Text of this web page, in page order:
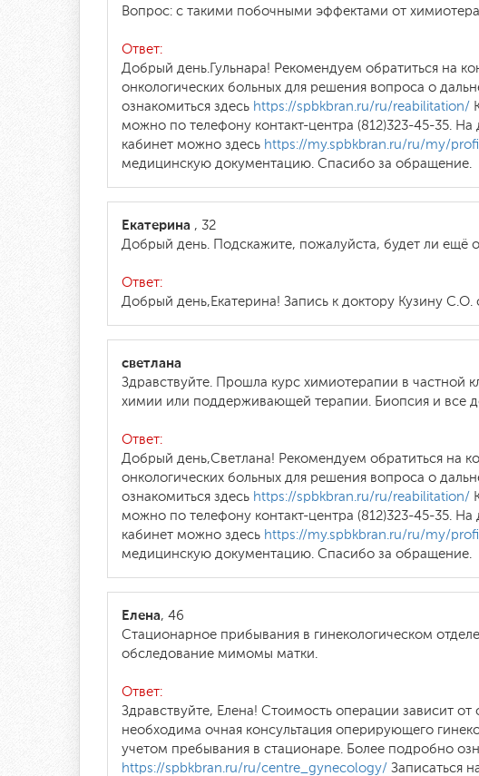
Вопрос: c такими побочными эффектами от
Ответ:
Добрый день.Гульнара! Рекомендуем обратиться на
онкологических больных для решения вопроса о
ознакомиться здесь https://spbkbran.ru/ru/reabilitation/
можно по телефону контакт-центра (812)323-45-35.
кабинет можно здесь https://my.spbkbran.ru/ru/my/
медицинскую документацию. Спасибо за обращение.
Екатерина , 32
Добрый день. Подскажите, пожалуйста, будет ли ещё
Ответ:
Добрый день,Екатерина! Запись к доктору Кузину
светлана
Здравствуйте. Прошла курс химиотерапии в частной
химии или поддерживающей терапии. Биопсия и все
Ответ:
Добрый день,Светлана! Рекомендуем обратиться на
онкологических больных для решения вопроса о
ознакомиться здесь https://spbkbran.ru/ru/reabilitation/
можно по телефону контакт-центра (812)323-45-35.
кабинет можно здесь https://my.spbkbran.ru/ru/my/
медицинскую документацию. Спасибо за обращение.
Елена, 46
Стационарное прибывания в гинекологическом
обследование мимомы матки.
Ответ:
Здравствуйте, Елена! Стоимость операции зависит
необходима очная консультация оперирующего
учетом пребывания в стационаре. Более подробно
https://spbkbran.ru/ru/centre_gynecology/ Записаться